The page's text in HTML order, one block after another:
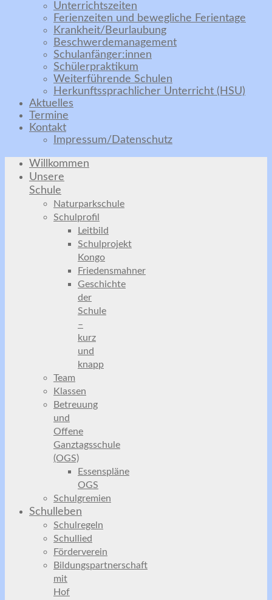
Unterrichtszeiten
Ferienzeiten und bewegliche Ferientage
Krankheit/Beurlaubung
Beschwerdemanagement
Schulanfänger:innen
Schülerpraktikum
Weiterführende Schulen
Herkunftssprachlicher Unterricht (HSU)
Aktuelles
Termine
Kontakt
Impressum/Datenschutz
Willkommen
Unsere
Schule
Naturparkschule
Schulprofil
Leitbild
Schulprojekt
Kongo
Friedensmahner
Geschichte
der
Schule
–
kurz
und
knapp
Team
Klassen
Betreuung
und
Offene
Ganztagsschule
(OGS)
Essenspläne
OGS
Schulgremien
Schulleben
Schulregeln
Schullied
Förderverein
Bildungspartnerschaft
mit
Hof